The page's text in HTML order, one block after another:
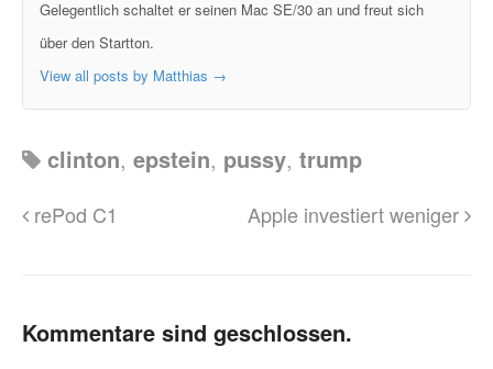
Gelegentlich schaltet er seinen Mac SE/30 an und freut sich
über den Startton.
View all posts by Matthias →
clinton, epstein, pussy, trump
rePod C1 Apple investiert weniger
Kommentare sind geschlossen.